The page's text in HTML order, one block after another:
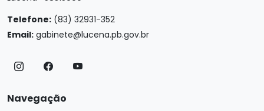
Telefone: (83) 32931-352
Email: gabinete@lucena.pb.gov.br
Navegação